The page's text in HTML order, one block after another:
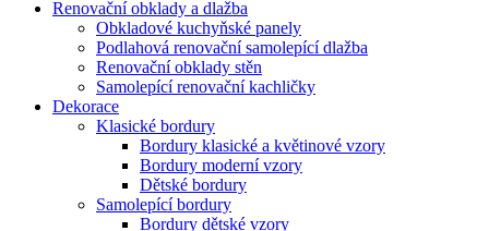
Renovační obklady a dlažba
Obkladové kuchyňské panely
Podlahová renovační samolepící dlažba
Renovační obklady stěn
Samolepící renovační kachličky
Dekorace
Klasické bordury
Bordury klasické a květinové vzory
Bordury moderní vzory
Dětské bordury
Samolepící bordury
Bordury dětské vzory